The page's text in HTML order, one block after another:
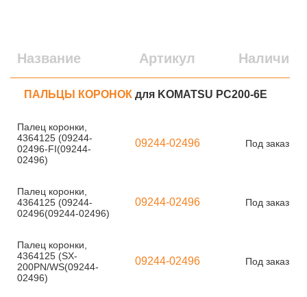
Название Артикул Наличие
ПАЛЬЦЫ КОРОНОК для KOMATSU PC200-6E
Палец коронки,
4364125 (09244-
02496-FI(09244-
02496)
09244-02496 Под заказ
Палец коронки,
4364125 (09244-
02496(09244-02496)
09244-02496 Под заказ
Палец коронки,
4364125 (SX-
200PN/WS(09244-
02496)
09244-02496 Под заказ